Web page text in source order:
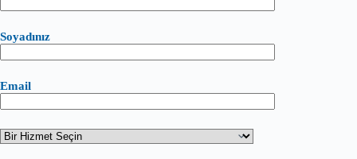
Soyadınız
Email